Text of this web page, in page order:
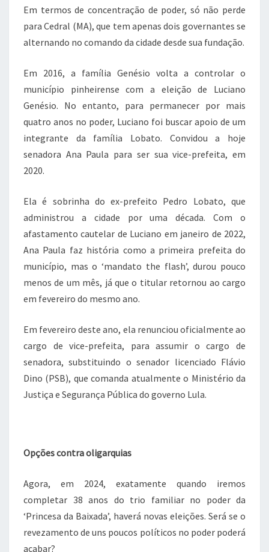
Em termos de concentração de poder, só não perde
para Cedral (MA), que tem apenas dois governantes se
alternando no comando da cidade desde sua fundação.
Em 2016, a família Genésio volta a controlar o
município pinheirense com a eleição de Luciano
Genésio. No entanto, para permanecer por mais
quatro anos no poder, Luciano foi buscar apoio de um
integrante da família Lobato. Convidou a hoje
senadora Ana Paula para ser sua vice-prefeita, em
2020.
Ela é sobrinha do ex-prefeito Pedro Lobato, que
administrou a cidade por uma década. Com o
afastamento cautelar de Luciano em janeiro de 2022,
Ana Paula faz história como a primeira prefeita do
município, mas o ‘mandato the flash’, durou pouco
menos de um mês, já que o titular retornou ao cargo
em fevereiro do mesmo ano.
Em fevereiro deste ano, ela renunciou oficialmente ao
cargo de vice-prefeita, para assumir o cargo de
senadora, substituindo o senador licenciado Flávio
Dino (PSB), que comanda atualmente o Ministério da
Justiça e Segurança Pública do governo Lula.
Opções contra oligarquias
Agora, em 2024, exatamente quando iremos
completar 38 anos do trio familiar no poder da
‘Princesa da Baixada’, haverá novas eleições. Será se o
revezamento de uns poucos políticos no poder poderá
acabar?